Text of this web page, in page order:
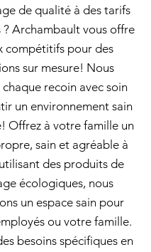
de qualité à des tarifs
Archambault vous offre
compétitifs pour des
sur mesure! Nous
recoin avec soin
un environnement sain
Offrez à votre famille un
sain et agréable à
des produits de
écologiques, nous
un espace sain pour
ou votre famille.
besoins spécifiques en